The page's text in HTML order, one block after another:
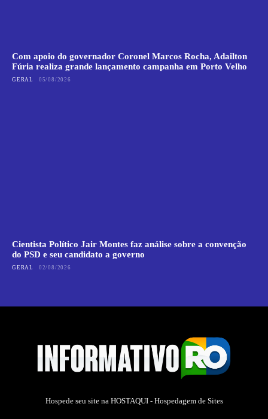
Com apoio do governador Coronel Marcos Rocha, Adailton
Fúria realiza grande lançamento campanha em Porto Velho
GERAL 05/08/2026
Cientista Político Jair Montes faz análise sobre a convenção
do PSD e seu candidato a governo
GERAL 02/08/2026
Hospede seu site na HOSTAQUI - Hospedagem de Sites